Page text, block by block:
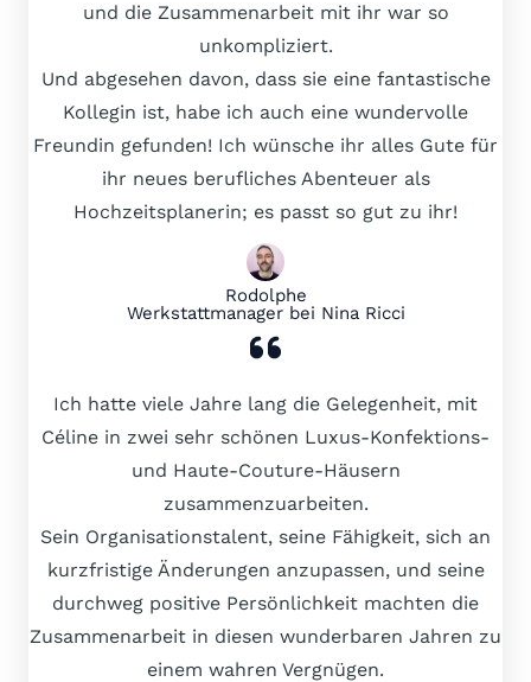
und die Zusammenarbeit mit ihr war so
unkompliziert.
Und abgesehen davon, dass sie eine fantastische
Kollegin ist, habe ich auch eine wundervolle
Freundin gefunden! Ich wünsche ihr alles Gute für
ihr neues berufliches Abenteuer als
Hochzeitsplanerin; es passt so gut zu ihr!
Rodolphe
Werkstattmanager bei Nina Ricci
Ich hatte viele Jahre lang die Gelegenheit, mit
Céline in zwei sehr schönen Luxus-Konfektions-
und Haute-Couture-Häusern
zusammenzuarbeiten.
Sein Organisationstalent, seine Fähigkeit, sich an
kurzfristige Änderungen anzupassen, und seine
durchweg positive Persönlichkeit machten die
Zusammenarbeit in diesen wunderbaren Jahren zu
einem wahren Vergnügen.